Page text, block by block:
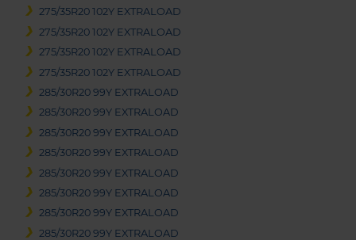
275/35R20 102Y EXTRALOAD
275/35R20 102Y EXTRALOAD
275/35R20 102Y EXTRALOAD
275/35R20 102Y EXTRALOAD
285/30R20 99Y EXTRALOAD
285/30R20 99Y EXTRALOAD
285/30R20 99Y EXTRALOAD
285/30R20 99Y EXTRALOAD
285/30R20 99Y EXTRALOAD
285/30R20 99Y EXTRALOAD
285/30R20 99Y EXTRALOAD
285/30R20 99Y EXTRALOAD